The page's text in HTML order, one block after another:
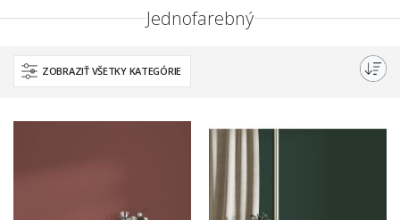
Jednofarebný
ZOBRAZIŤ VŠETKY KATEGÓRIE